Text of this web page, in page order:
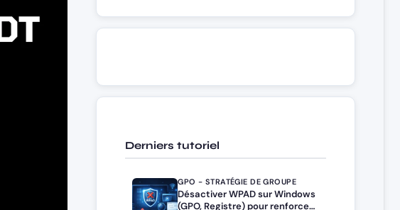
Derniers tutoriel
GPO - STRATÉGIE DE GROUPE
Désactiver WPAD sur Windows
(GPO, Registre) pour renforcer